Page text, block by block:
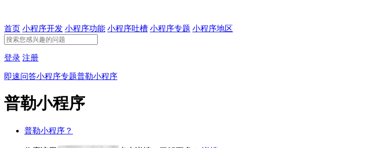
首页 小程序开发 小程序功能 小程序吐槽 小程序专题 小程序地区
登录 注册
即速问答小程序专题普勒小程序
普勒小程序
普勒小程序？